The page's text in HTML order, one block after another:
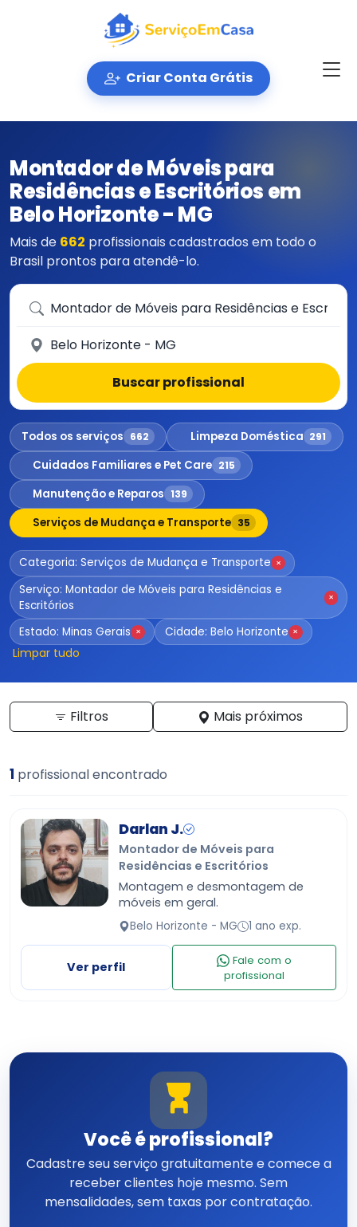
Criar Conta Grátis
Montador de Móveis para
Residências e Escritórios em
Belo Horizonte - MG
Mais de 662 profissionais cadastrados em todo o
Brasil prontos para atendê-lo.
Que serviço você precisa?
Em qual cidade?
Buscar profissional
Todos os serviços 662 Limpeza Doméstica 291
Cuidados Familiares e Pet Care 215
Manutenção e Reparos 139
Serviços de Mudança e Transporte 35
Categoria: Serviços de Mudança e Transporte ×
Serviço: Montador de Móveis para Residências e
Escritórios
×
Estado: Minas Gerais × Cidade: Belo Horizonte ×
Limpar tudo
Filtros Mais próximos
1 profissional encontrado
Darlan J.
Montador de Móveis para
Residências e Escritórios
Montagem e desmontagem de
móveis em geral.
Belo Horizonte - MG 1 ano exp.
Ver perfil
Fale com o
profissional
Você é profissional?
Cadastre seu serviço gratuitamente e comece a
receber clientes hoje mesmo. Sem
mensalidades, sem taxas por contratação.